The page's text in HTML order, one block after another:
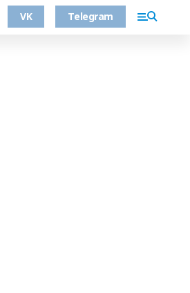
VK Telegram